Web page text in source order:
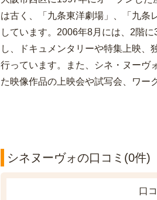
は古く、「九条東洋劇場」、「九条
しています。2006年8月には、2階
し、ドキュメンタリーや特集上映、
行っています。また、シネ・ヌーヴ
た映像作品の上映会や試写会、ワー
シネヌーヴォの口コミ(0件)
口